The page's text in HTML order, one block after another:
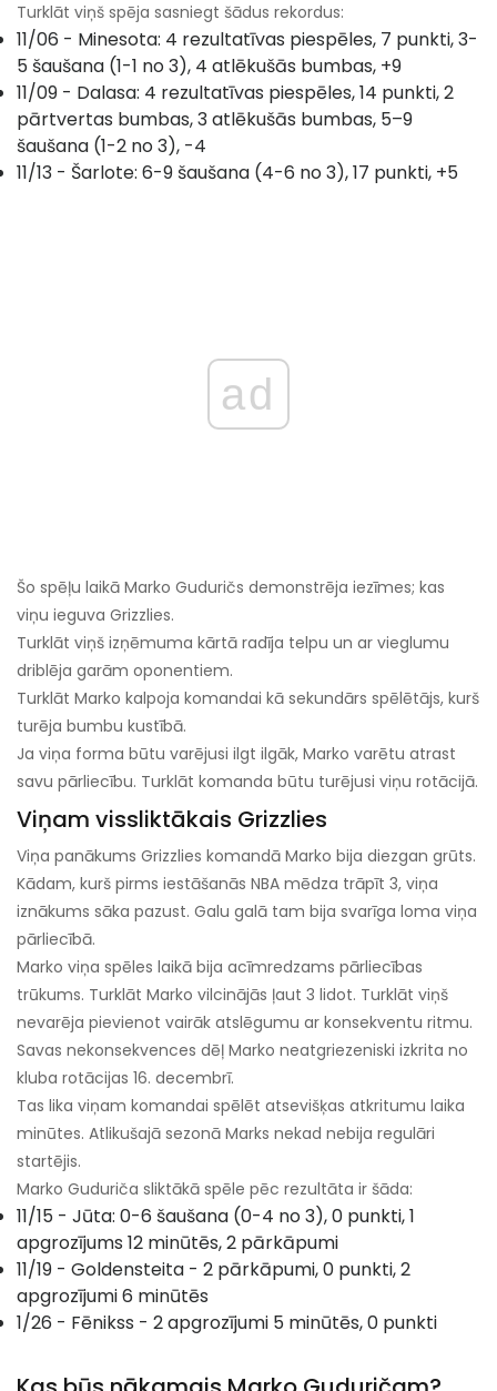
Turklāt viņš spēja sasniegt šādus rekordus:
11/06 - Minesota: 4 rezultatīvas piespēles, 7 punkti, 3-
5 šaušana (1-1 no 3), 4 atlēkušās bumbas, +9
11/09 - Dalasa: 4 rezultatīvas piespēles, 14 punkti, 2
pārtvertas bumbas, 3 atlēkušās bumbas, 5–9
šaušana (1-2 no 3), -4
11/13 - Šarlote: 6-9 šaušana (4-6 no 3), 17 punkti, +5
ad
Šo spēļu laikā Marko Guduričs demonstrēja iezīmes; kas
viņu ieguva Grizzlies.
Turklāt viņš izņēmuma kārtā radīja telpu un ar vieglumu
driblēja garām oponentiem.
Turklāt Marko kalpoja komandai kā sekundārs spēlētājs, kurš
turēja bumbu kustībā.
Ja viņa forma būtu varējusi ilgt ilgāk, Marko varētu atrast
savu pārliecību. Turklāt komanda būtu turējusi viņu rotācijā.
Viņam vissliktākais Grizzlies
Viņa panākums Grizzlies komandā Marko bija diezgan grūts.
Kādam, kurš pirms iestāšanās NBA mēdza trāpīt 3, viņa
iznākums sāka pazust. Galu galā tam bija svarīga loma viņa
pārliecībā.
Marko viņa spēles laikā bija acīmredzams pārliecības
trūkums. Turklāt Marko vilcinājās ļaut 3 lidot. Turklāt viņš
nevarēja pievienot vairāk atslēgumu ar konsekventu ritmu.
Savas nekonsekvences dēļ Marko neatgriezeniski izkrita no
kluba rotācijas 16. decembrī.
Tas lika viņam komandai spēlēt atsevišķas atkritumu laika
minūtes. Atlikušajā sezonā Marks nekad nebija regulāri
startējis.
Marko Guduriča sliktākā spēle pēc rezultāta ir šāda:
11/15 - Jūta: 0-6 šaušana (0-4 no 3), 0 punkti, 1
apgrozījums 12 minūtēs, 2 pārkāpumi
11/19 - Goldensteita - 2 pārkāpumi, 0 punkti, 2
apgrozījumi 6 minūtēs
1/26 - Fēnikss - 2 apgrozījumi 5 minūtēs, 0 punkti